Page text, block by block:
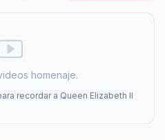
homenaje.
recordar a Queen Elizabeth II